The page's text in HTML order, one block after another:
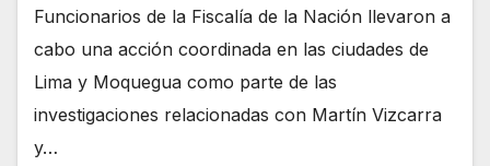
Funcionarios de la Fiscalía de la Nación llevaron a
cabo una acción coordinada en las ciudades de
Lima y Moquegua como parte de las
investigaciones relacionadas con Martín Vizcarra
y…